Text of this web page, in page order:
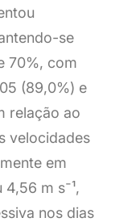
se
70%, com
(89,0%) e
relação ao
velocidades
em
m s⁻¹,
nos dias